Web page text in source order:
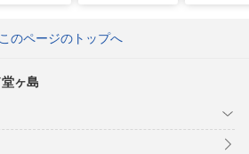
このページのトップへ
ヶ島